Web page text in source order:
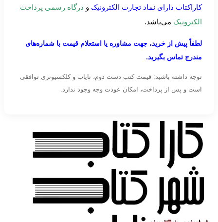
کاراکتاب دارای نماد تجارت الکترونیک و درگاه رسمی پرداخت
الکترونیک می‌باشد.
لطفاً پیش از خرید، جهت مشاوره یا استعلام قیمت با شماره‌های
مندرج تماس بگیرید.
توجه داشته باشید: قیمت کتب دست دوم، نایاب و کلکسیونری توافقی
است و پس از پرداخت، امکان عودت وجه وجود ندارد.